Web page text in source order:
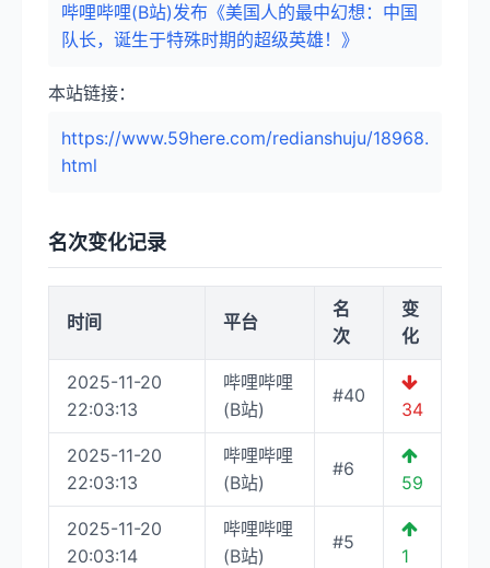
哔哩哔哩(B站)发布《美国人的最中幻想：中国
队长，诞生于特殊时期的超级英雄！》
本站链接：
https://www.59here.com/redianshuju/18968.
html
名次变化记录
时间 平台
名
次
变
化
2025-11-20
22:03:13
哔哩哔哩
(B站)
#40
34
2025-11-20
22:03:13
哔哩哔哩
(B站)
#6
59
2025-11-20
20:03:14
哔哩哔哩
(B站)
#5
1